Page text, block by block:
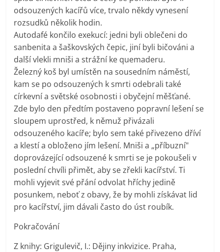
odsouzených kacířů více, trvalo někdy vynesení
rozsudků několik hodin.
Autodafé končilo exekucí: jedni byli oblečeni do
sanbenita a šaškovských čepic, jiní byli bičováni a
další vlekli mniši a strážní ke quemaderu.
Železný koš byl umístěn na sousedním náměstí,
kam se po odsouzených k smrti odebrali také
církevní a světské osobnosti i obyčejní měšťané.
Zde bylo den předtím postaveno popravní lešení se
sloupem uprostřed, k němuž přivázali
odsouzeného kacíře; bylo sem také přivezeno dříví
a klestí a obloženo jím lešení. Mniši a „příbuzní"
doprovázející odsouzené k smrti se je pokoušeli v
poslední chvíli přimět, aby se zřekli kacířství. Ti
mohli vyjevit své přání odvolat hříchy jedině
posunkem, neboť z obavy, že by mohli získávat lid
pro kacířství, jim dávali často do úst roubík.
Pokračování
Z knihy: Grigulevič, I.: Dějiny inkvizice. Praha,